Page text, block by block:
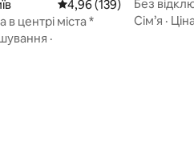
Середня оцінка: 4,96 з
4,96 (139)
в центрі міста *
·
Без
Сім’я ·